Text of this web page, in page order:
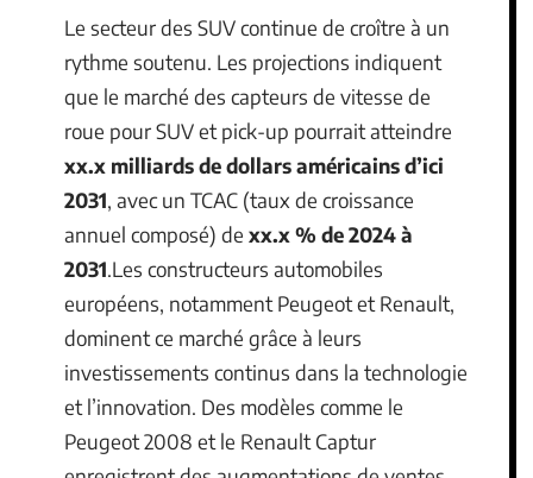
Le secteur des SUV continue de croître à un
rythme soutenu. Les projections indiquent
que le marché des capteurs de vitesse de
roue pour SUV et pick-up pourrait atteindre
xx.x milliards de dollars américains d’ici
2031, avec un TCAC (taux de croissance
annuel composé) de xx.x % de 2024 à
2031.Les constructeurs automobiles
européens, notamment Peugeot et Renault,
dominent ce marché grâce à leurs
investissements continus dans la technologie
et l’innovation. Des modèles comme le
Peugeot 2008 et le Renault Captur